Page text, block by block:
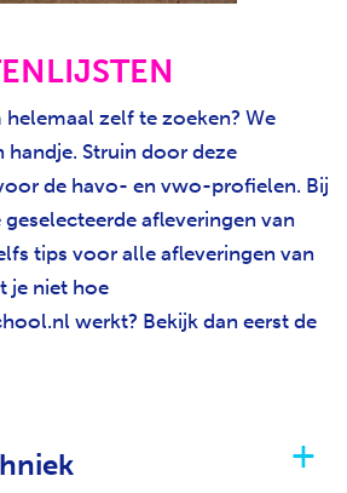
zelf te zoeken? We
handje. Struin door deze
de havo- en vwo-profielen. Bij
afleveringen van
tips voor alle afleveringen van
je niet hoe
werkt? Bekijk dan eerst de